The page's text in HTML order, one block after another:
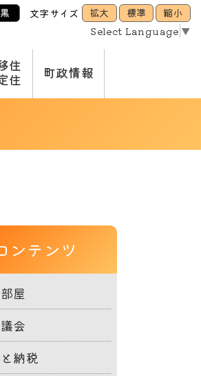
黒 文字サイズ 拡大 標準
縮小
Select Language ▼
住
住
町政情報
ンテンツ
屋
会
納税